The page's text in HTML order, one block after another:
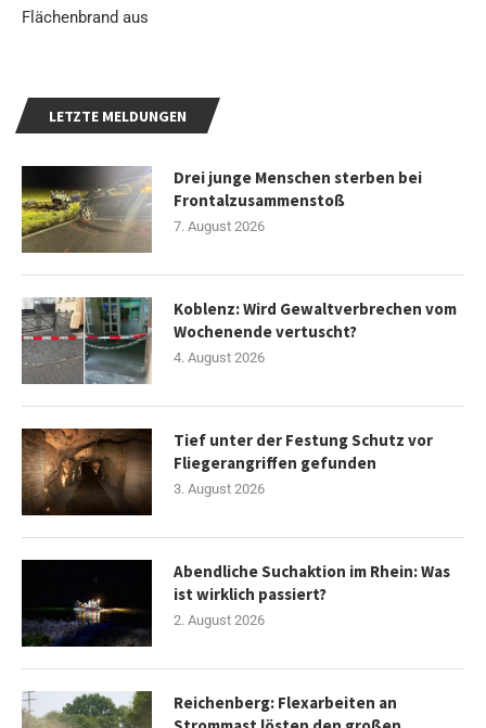
Flächenbrand aus
LETZTE MELDUNGEN
Drei junge Menschen sterben bei
Frontalzusammenstoß
7. August 2026
Koblenz: Wird Gewaltverbrechen vom
Wochenende vertuscht?
4. August 2026
Tief unter der Festung Schutz vor
Fliegerangriffen gefunden
3. August 2026
Abendliche Suchaktion im Rhein: Was
ist wirklich passiert?
2. August 2026
Reichenberg: Flexarbeiten an